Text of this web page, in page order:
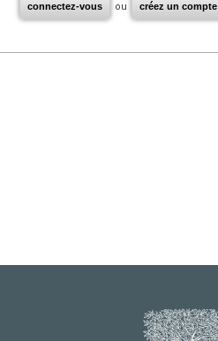
connectez-vous ou créez un compte